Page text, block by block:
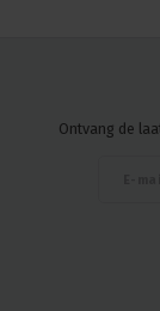
Ontvang de